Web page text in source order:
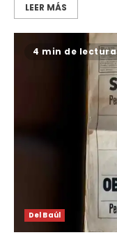
LEER MÁS
4 min de lectura
Del Baúl